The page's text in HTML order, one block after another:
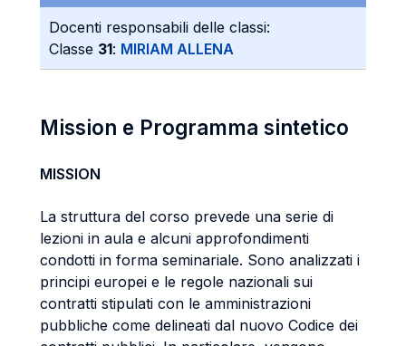
Docenti responsabili delle classi:
Classe 31: MIRIAM ALLENA
Mission e Programma sintetico
MISSION
La struttura del corso prevede una serie di
lezioni in aula e alcuni approfondimenti
condotti in forma seminariale. Sono analizzati i
principi europei e le regole nazionali sui
contratti stipulati con le amministrazioni
pubbliche come delineati dal nuovo Codice dei